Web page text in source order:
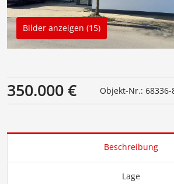
Bilder anzeigen (15)
350.000 € Objekt-Nr.: 68336-
Beschreibung
Lage